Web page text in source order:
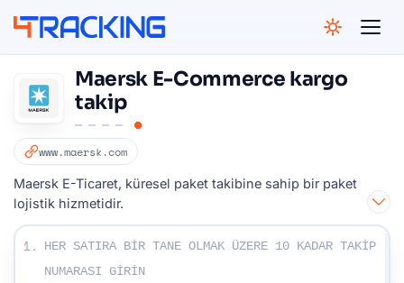
Maersk E-Commerce kargo
takip
www.maersk.com
Maersk E-Ticaret, küresel paket takibine sahip bir paket
lojistik hizmetidir.
Takip numaralarınızı girin:
1.